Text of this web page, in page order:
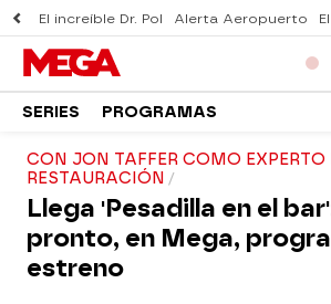
El increíble Dr. Pol Alerta Aeropuerto
SERIES PROGRAMAS
CON JON TAFFER COMO EXPERTO
RESTAURACIÓN
Llega 'Pesadilla en el
pronto, en Mega,
estreno